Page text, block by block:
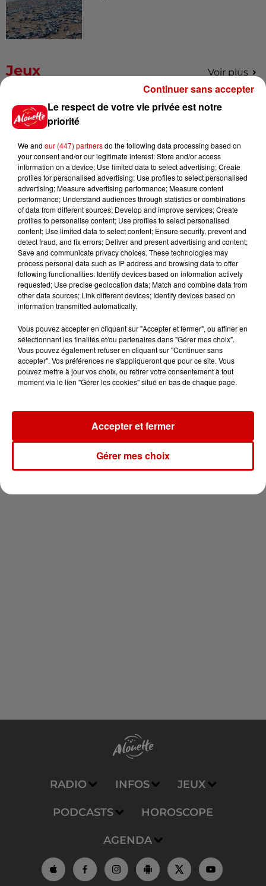
Jeux Voir plus
Gagnez vos places pour le
Festival du Roi Arthur 2026 !
Gagnez vos entrées pour le
Musée du Sport Automobile au
Mans !
Alouette vous invite à
Futuroscope Xperiences !
Le Duel - Gagnez votre balade
en jet ski !
Newsletter
RADIO INFOS JEUX
PODCASTS HOROSCOPE
AGENDA
Le respect de votre vie privée est notre
priorité
We and our (447) partnersdo the following data processing based on
your consent and/or our legitimate interest: Store and/or access
information on a device; Use limited data to select advertising; Create
profiles for personalised advertising; Use profiles to select personalised
advertising; Measure advertising performance; Measure content
performance; Understand audiences through statistics or combinations
of data from different sources; Develop and improve services; Create
profiles to personalise content; Use profiles to select personalised
content; Use limited data to select content; Ensure security, prevent and
detect fraud, and fix errors; Deliver and present advertising and content;
Save and communicate privacy choices. These technologies may
process personal data such as IP address and browsing data to offer
following functionalities: Identify devices based on information actively
requested; Use precise geolocation data; Match and combine data from
other data sources; Link different devices; Identify devices based on
information transmitted automatically.
Vous pouvez accepter en cliquant sur "Accepter et fermer", ou affiner en
sélectionnant les finalités et/ou partenaires dans "Gérer mes choix".
Vous pouvez également refuser en cliquant sur "Continuer sans
accepter". Vos préférences ne s'appliqueront que pour ce site. Vous
pouvez mettre à jour vos choix, ou retirer votre consentement à tout
moment via le lien "Gérer les cookies" situé en bas de chaque page.
Gérer mes choix
Accepter et fermer
Continuer sans accepter